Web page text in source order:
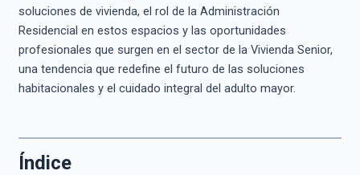
soluciones de vivienda, el rol de la Administración
Residencial en estos espacios y las oportunidades
profesionales que surgen en el sector de la Vivienda Senior,
una tendencia que redefine el futuro de las soluciones
habitacionales y el cuidado integral del adulto mayor.
Índice